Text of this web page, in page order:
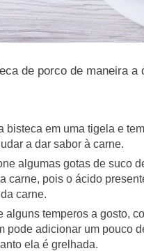
de porco de maneira
bisteca em uma tigela e
a dar sabor à carne.
algumas gotas de suco
carne, pois o ácido
carne.
alguns temperos a gosto,
pode adicionar um pouco
ela é grelhada.